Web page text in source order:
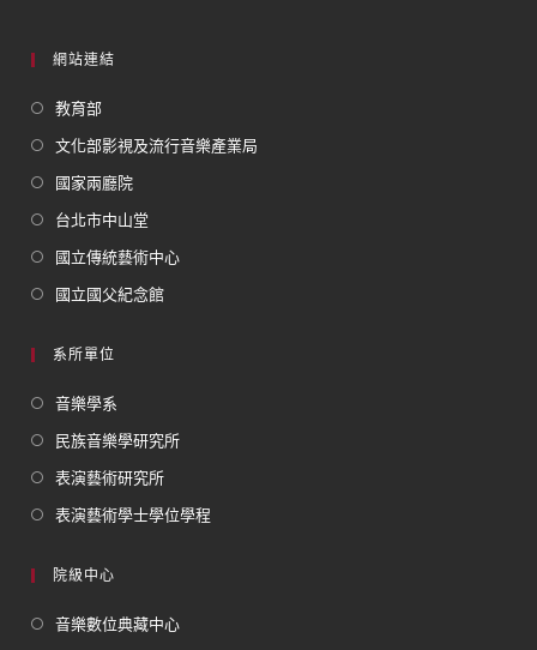
網站連結
教育部
文化部影視及流行音樂產業局
國家兩廳院
台北市中山堂
國立傳統藝術中心
國立國父紀念館
系所單位
音樂學系
民族音樂學研究所
表演藝術研究所
表演藝術學士學位學程
院級中心
音樂數位典藏中心